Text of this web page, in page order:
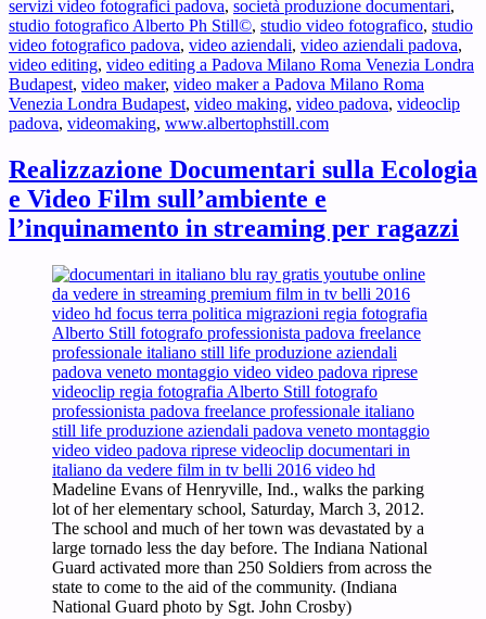
servizi video fotografici padova, società produzione documentari,
studio fotografico Alberto Ph Still©, studio video fotografico, studio
video fotografico padova, video aziendali, video aziendali padova,
video editing, video editing a Padova Milano Roma Venezia Londra
Budapest, video maker, video maker a Padova Milano Roma
Venezia Londra Budapest, video making, video padova, videoclip
padova, videomaking, www.albertophstill.com
Realizzazione Documentari sulla Ecologia
e Video Film sull’ambiente e
l’inquinamento in streaming per ragazzi
Madeline Evans of Henryville, Ind., walks the parking
lot of her elementary school, Saturday, March 3, 2012.
The school and much of her town was devastated by a
large tornado less the day before. The Indiana National
Guard activated more than 250 Soldiers from across the
state to come to the aid of the community. (Indiana
National Guard photo by Sgt. John Crosby)